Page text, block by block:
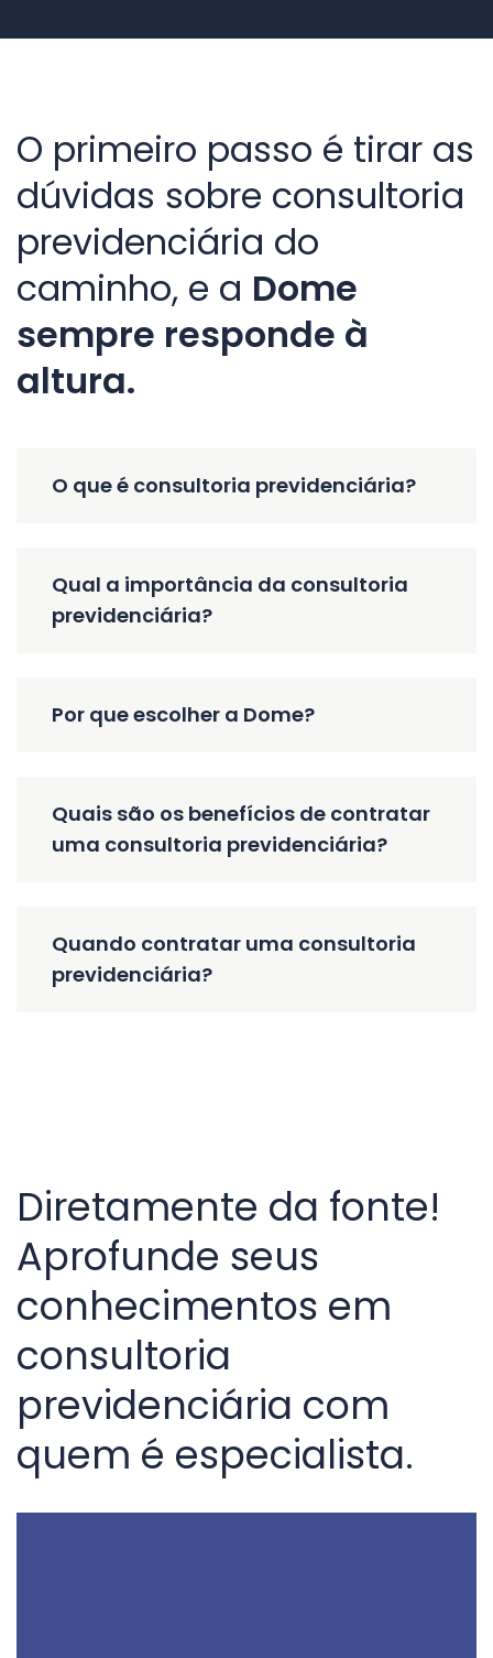
O primeiro passo é tirar as
dúvidas sobre consultoria
previdenciária do
caminho, e a Dome
sempre responde à
altura.
O que é consultoria previdenciária?
Qual a importância da consultoria
previdenciária?
Por que escolher a Dome?
Quais são os benefícios de contratar
uma consultoria previdenciária?
Quando contratar uma consultoria
previdenciária?
Diretamente da fonte!
Aprofunde seus
conhecimentos em
consultoria
previdenciária com
quem é especialista.